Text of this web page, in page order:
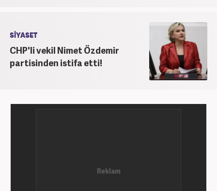
SİYASET
CHP'li vekil Nimet Özdemir
partisinden istifa etti!